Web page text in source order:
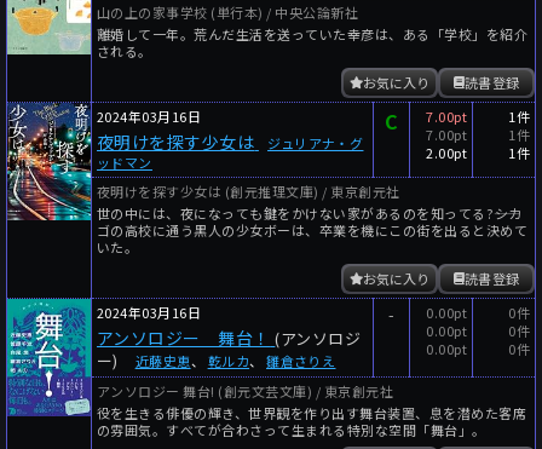
山の上の家事学校 (単行本) / 中央公論新社
離婚して一年。荒んだ生活を送っていた幸彦は、ある「学校」を紹介
される。
読書登録
お気に入り
2024年03月16日
夜明けを探す少女は
ジュリアナ・グ
ッドマン
C
7.00pt
7.00pt
2.00pt
1件
1件
1件
夜明けを探す少女は (創元推理文庫) / 東京創元社
世の中には、夜になっても鍵をかけない家があるのを知ってる?――シカ
ゴの高校に通う黒人の少女ボーは、卒業を機にこの街を出ると決めて
いた。
読書登録
お気に入り
2024年03月16日
アンソロジー 舞台！ (アンソロジ
ー)
近藤史恵、 乾ルカ、雛倉さりえ
-
0.00pt
0.00pt
0.00pt
0件
0件
0件
アンソロジー 舞台! (創元文芸文庫) / 東京創元社
役を生きる俳優の輝き、世界観を作り出す舞台装置、息を潜めた客席
の雰囲気。すべてが合わさって生まれる特別な空間「舞台」。